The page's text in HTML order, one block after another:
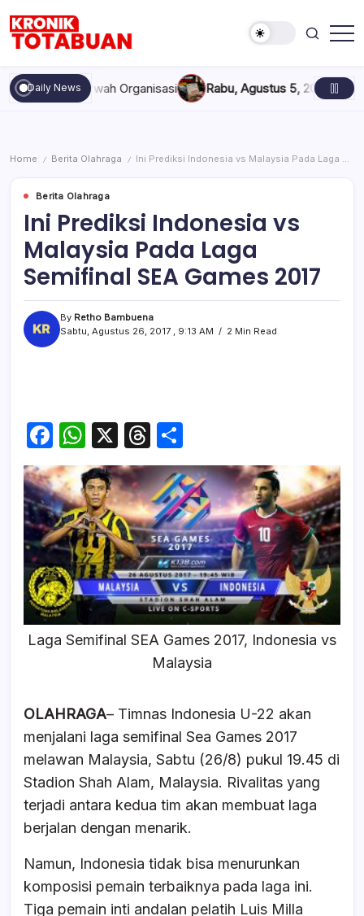
content
Totabuan
hari
ini
Kronik
Daily News
Organisasi Rabu, Agustus 5, 2026 , 11:44 AM Anak
Home / Berita Olahraga / Ini Prediksi Indonesia vs Malaysia Pada Laga Semifinal SEA Games 2017
Berita Olahraga
Ini Prediksi Indonesia vs
Malaysia Pada Laga
Semifinal SEA Games 2017
By Retho Bambuena
Sabtu, Agustus 26, 2017 , 9:13 AM
2 Min Read
F
a
c
e
b
o
o
k
W
h
at
s
A
p
p
X
T
hr
e
a
d
s
h
ar
e
Laga Semifinal SEA Games 2017, Indonesia vs
Malaysia
OLAHRAGA– Timnas Indonesia U-22 akan
menjalani laga semifinal Sea Games 2017
melawan Malaysia, Sabtu (26/8) pukul 19.45 di
Stadion Shah Alam, Malaysia. Rivalitas yang
terjadi antara kedua tim akan membuat laga
berjalan dengan menarik.
Namun, Indonesia tidak bisa menurunkan
komposisi pemain terbaiknya pada laga ini.
Tiga pemain inti andalan pelatih Luis Milla